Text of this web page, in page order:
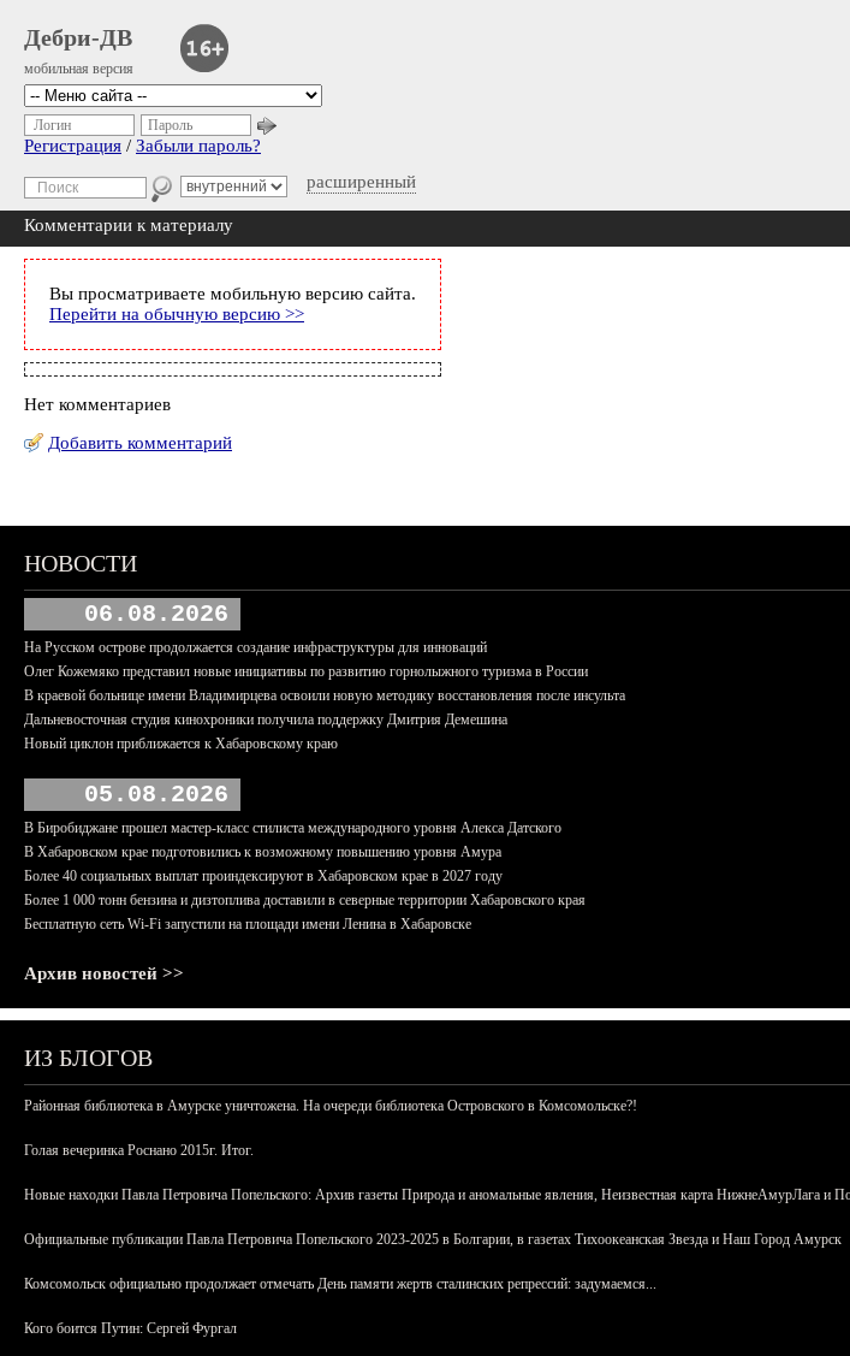
Дебри-ДВ
мобильная версия
расширенный
Логин Пароль
Регистрация / Забыли пароль?
Комментарии к материалу
Вы просматриваете мобильную версию сайта.
Перейти на обычную версию >>
Нет комментариев
Добавить комментарий
НОВОСТИ
06.08.2026
На Русском острове продолжается создание инфраструктуры для инноваций
Олег Кожемяко представил новые инициативы по развитию горнолыжного туризма в России
В краевой больнице имени Владимирцева освоили новую методику восстановления после инсульта
Дальневосточная студия кинохроники получила поддержку Дмитрия Демешина
Новый циклон приближается к Хабаровскому краю
05.08.2026
В Биробиджане прошел мастер-класс стилиста международного уровня Алекса Датского
В Хабаровском крае подготовились к возможному повышению уровня Амура
Более 40 социальных выплат проиндексируют в Хабаровском крае в 2027 году
Более 1 000 тонн бензина и дизтоплива доставили в северные территории Хабаровского края
Бесплатную сеть Wi-Fi запустили на площади имени Ленина в Хабаровске
Архив новостей >>
ИЗ БЛОГОВ
Районная библиотека в Амурске уничтожена. На очереди библиотека Островского в Комсомольске?!
Голая вечеринка Роснано 2015г. Итог.
Новые находки Павла Петровича Попельского: Архив газеты Природа и аномальные явления, Неизвестная карта НижнеАмурЛага и
Официальные публикации Павла Петровича Попельского 2023-2025 в Болгарии, в газетах Тихоокеанская Звезда и Наш Город Амурск
Комсомольск официально продолжает отмечать День памяти жертв сталинских репрессий: задумаемся...
Кого боится Путин: Сергей Фургал